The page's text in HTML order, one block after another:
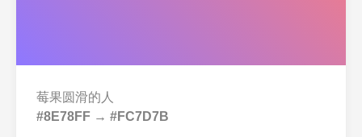
莓果圆滑的人
#8E78FF → #FC7D7B